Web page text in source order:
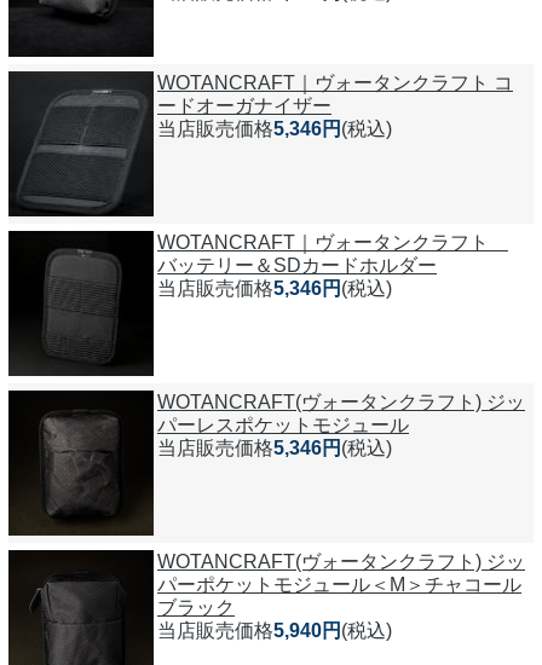
WOTANCRAFT｜ヴォータンクラフト コ
ードオーガナイザー
当店販売価格5,346円 (税込)
WOTANCRAFT｜ヴォータンクラフト
バッテリー＆SDカードホルダー
当店販売価格5,346円 (税込)
WOTANCRAFT(ヴォータンクラフト) ジッ
パーレスポケットモジュール
当店販売価格5,346円 (税込)
WOTANCRAFT(ヴォータンクラフト) ジッ
パーポケットモジュール＜M＞チャコール
ブラック
当店販売価格5,940円 (税込)